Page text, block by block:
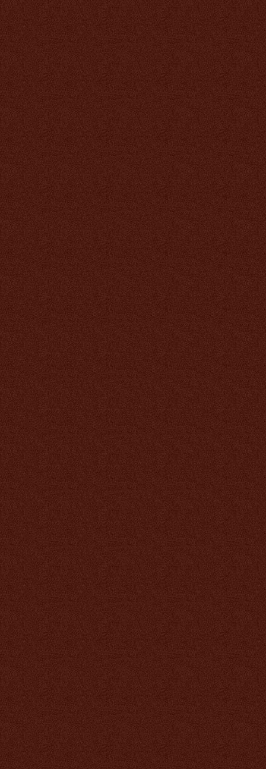
Антилипидный чай
Тяньши
2 242 руб.
Хитозан Тяньши
649 руб.
Биоцинк
649 руб.
Кальций Тяньши
капсулы
1 593 руб.
Детский кальций Тяньши
5 900 руб.
Расческа Тяньши
(массажер
электростимулятор)